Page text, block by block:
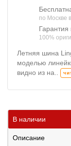
по Москве
Гарантия
100%
Летняя шина
моделью
видно из на..
В наличии
Описание